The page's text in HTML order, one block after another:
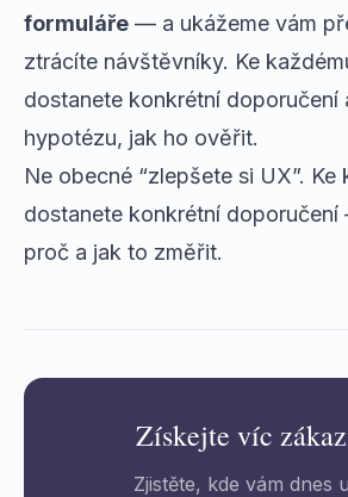
formuláře — a ukážeme vám
ztrácíte návštěvníky. Ke
dostanete konkrétní doporučení
hypotézu, jak ho ověřit.
Ne obecné “zlepšete si UX”. Ke
dostanete konkrétní
proč a jak to změřit.
Získejte víc
Zjistěte, kde vám dnes